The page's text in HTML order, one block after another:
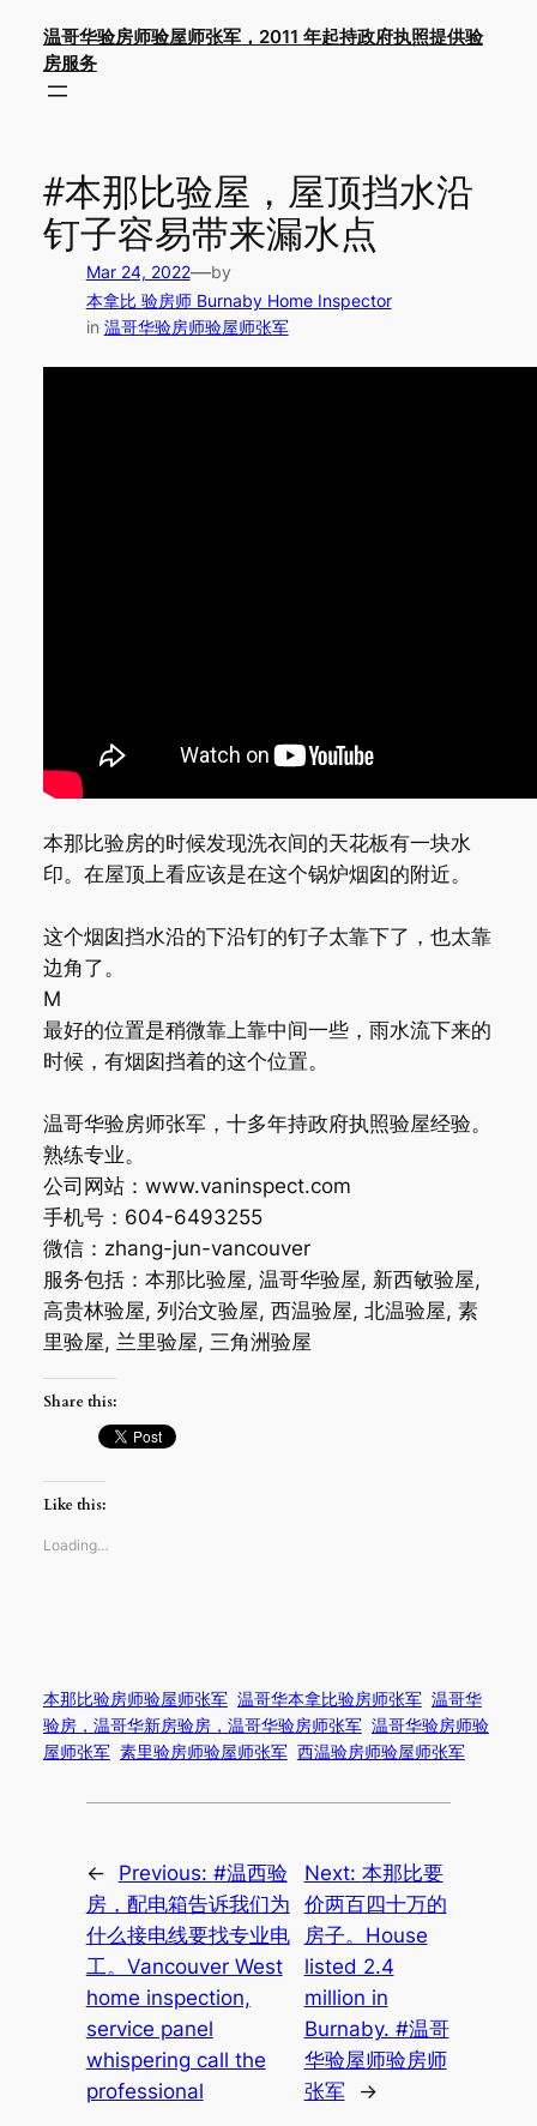
content
温哥华验房师验屋师张军，2011 年起持政府执照提供验
房服务
#本那比验屋，屋顶挡水沿
钉子容易带来漏水点
Mar 24, 2022—by
本拿比 验房师 Burnaby Home Inspector
in 温哥华验房师验屋师张军
本那比验房的时候发现洗衣间的天花板有一块水
印。在屋顶上看应该是在这个锅炉烟囱的附近。
这个烟囱挡水沿的下沿钉的钉子太靠下了，也太靠
边角了。
M
最好的位置是稍微靠上靠中间一些，雨水流下来的
时候，有烟囱挡着的这个位置。
温哥华验房师张军，十多年持政府执照验屋经验。
熟练专业。
公司网站：www.vaninspect.com
手机号：604-6493255
微信：zhang-jun-vancouver
服务包括：本那比验屋, 温哥华验屋, 新西敏验屋,
高贵林验屋, 列治文验屋, 西温验屋, 北温验屋, 素
里验屋, 兰里验屋, 三角洲验屋
Share this:
Like this:
Loading…
本那比验房师验屋师张军 温哥华本拿比验房师张军 温哥华
验房，温哥华新房验房，温哥华验房师张军 温哥华验房师验
屋师张军 素里验房师验屋师张军 西温验房师验屋师张军
← Previous: #温西验
房，配电箱告诉我们为
什么接电线要找专业电
工。Vancouver West
home inspection,
service panel
whispering call the
professional
Next: 本那比要
价两百四十万的
房子。House
listed 2.4
million in
Burnaby. #温哥
华验屋师验房师
张军
→